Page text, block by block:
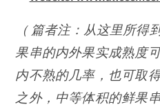
（ 篇者注：从这里所
果串的内外果实成熟度
内不熟的几率，也可取
之外，中等体积的鲜果